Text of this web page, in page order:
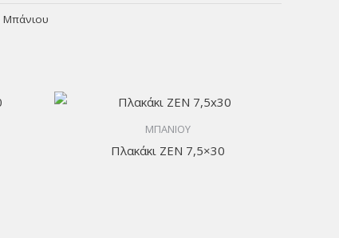
Μπάνιου
ΜΠΑΝΙΟΥ
Πλακάκι ZEN 7,5×30